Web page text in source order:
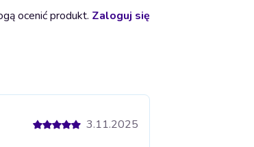
ocenić produkt. Zaloguj się
3.11.2025